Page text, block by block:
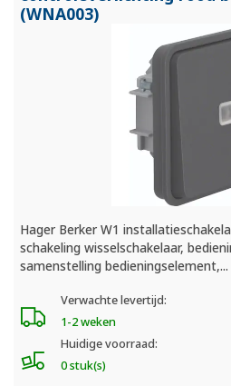
(WNA003)
Hager Berker W1
schakeling wisselschakelaar,
samenstelling
Verwachte levertijd:
1-2 weken
Huidige voorraad:
0 stuk(s)